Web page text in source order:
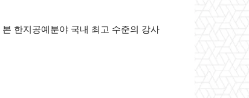
한지공예분야 국내 최고 수준의 강사